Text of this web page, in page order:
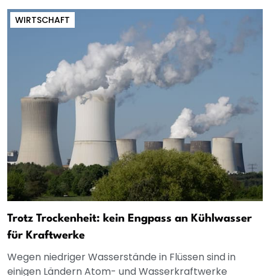
WIRTSCHAFT
Trotz Trockenheit: kein Engpass an Kühlwasser
für Kraftwerke
Wegen niedriger Wasserstände in Flüssen sind in
einigen Ländern Atom- und Wasserkraftwerke